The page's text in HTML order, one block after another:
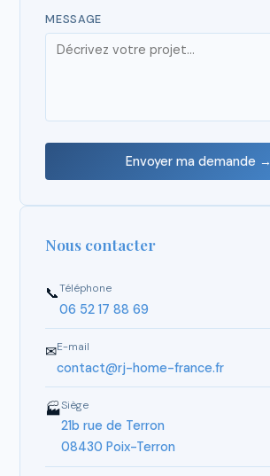
MESSAGE
Envoyer ma demande →
Nous contacter
📞Téléphone
06 52 17 88 69
✉E-mail
contact@rj-home-france.fr
🏭Siège
21b rue de Terron
08430 Poix-Terron